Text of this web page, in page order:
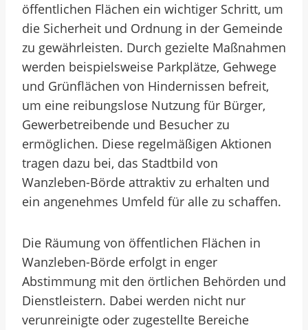
öffentlichen Flächen ein wichtiger Schritt, um
die Sicherheit und Ordnung in der Gemeinde
zu gewährleisten. Durch gezielte Maßnahmen
werden beispielsweise Parkplätze, Gehwege
und Grünflächen von Hindernissen befreit,
um eine reibungslose Nutzung für Bürger,
Gewerbetreibende und Besucher zu
ermöglichen. Diese regelmäßigen Aktionen
tragen dazu bei, das Stadtbild von
Wanzleben-Börde attraktiv zu erhalten und
ein angenehmes Umfeld für alle zu schaffen.
Die Räumung von öffentlichen Flächen in
Wanzleben-Börde erfolgt in enger
Abstimmung mit den örtlichen Behörden und
Dienstleistern. Dabei werden nicht nur
verunreinigte oder zugestellte Bereiche